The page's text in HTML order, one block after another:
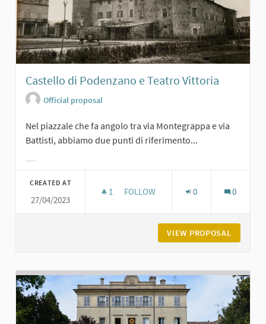
Castello di Podenzano e Teatro Vittoria
Official proposal
Nel piazzale che fa angolo tra via Montegrappa e via
Battisti, abbiamo due punti di riferimento...
CREATED AT
27/04/2023
1 1 FOLLOWER
FOLLOW 0 0
VIEW PROPOSAL